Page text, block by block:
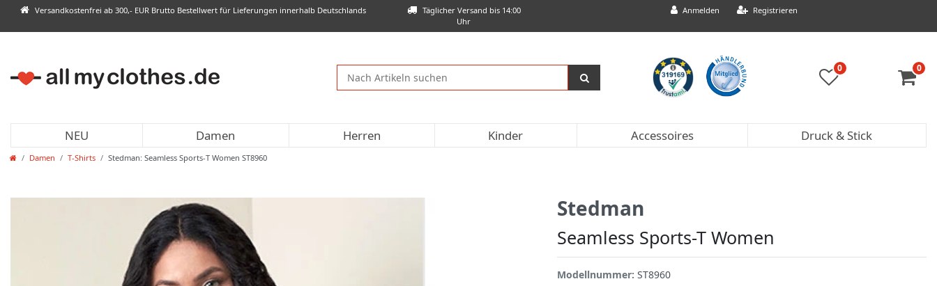
Anmelden Registrieren
Täglicher Versand bis 14:00
Uhr
Versandkostenfrei ab 300,- EUR Brutto Bestellwert für Lieferungen innerhalb Deutschlands
0 0
NEU Damen Herren Kinder Accessoires Druck & Stick
Damen T-Shirts Stedman: Seamless Sports-T Women ST8960
Stedman
Seamless Sports-T Women
Modellnummer: ST8960